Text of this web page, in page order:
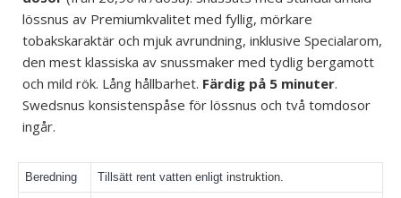
lössnus av Premiumkvalitet med fyllig, mörkare
tobakskaraktär och mjuk avrundning, inklusive Specialarom,
den mest klassiska av snussmaker med tydlig bergamott
och mild rök. Lång hållbarhet. Färdig på 5 minuter.
Swedsnus konsistenspåse för lössnus och två tomdosor
ingår.
Beredning Tillsätt rent vatten enligt instruktion